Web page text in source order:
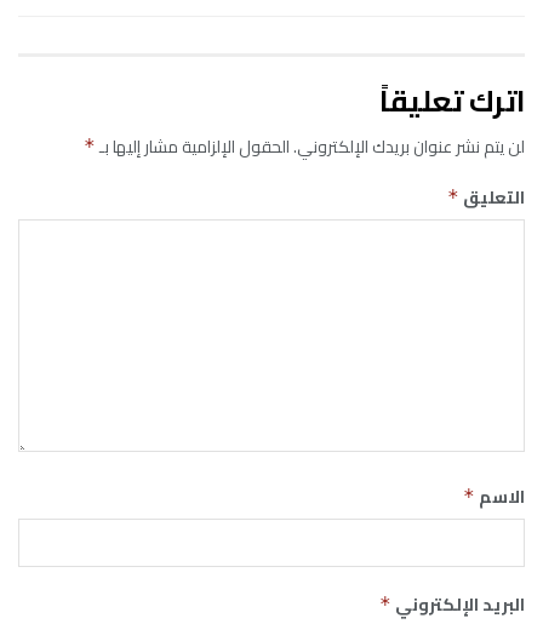
اترك تعليقاً
لن يتم نشر عنوان بريدك الإلكتروني.الحقول الإلزامية مشار إليها بـ*
التعليق *
الاسم *
البريد الإلكتروني *